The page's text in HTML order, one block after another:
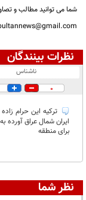
شما می توانید مطالب و
نظرات بینندگان
در انتظار بررسی:
ناشناس
0
ترکیه این حرام
ایران شمال عراق آورده
برای منطقه
نظر شما